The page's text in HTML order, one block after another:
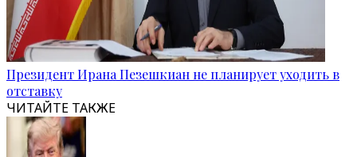
Президент Ирана Пезешкиан не планирует уходить в
отставку
ЧИТАЙТЕ ТАКЖЕ